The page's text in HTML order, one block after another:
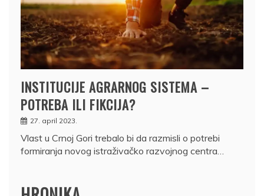
INSTITUCIJE AGRARNOG SISTEMA –
POTREBA ILI FIKCIJA?
27. april 2023.
Vlast u Crnoj Gori trebalo bi da razmisli o potrebi
formiranja novog istraživačko razvojnog centra…